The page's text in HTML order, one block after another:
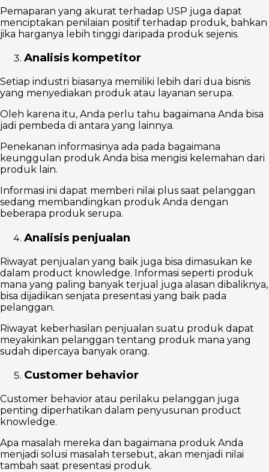
Pemaparan yang akurat terhadap USP juga dapat
menciptakan penilaian positif terhadap produk, bahkan
jika harganya lebih tinggi daripada produk sejenis.
Analisis kompetitor
Setiap industri biasanya memiliki lebih dari dua bisnis
yang menyediakan produk atau layanan serupa.
Oleh karena itu, Anda perlu tahu bagaimana Anda bisa
jadi pembeda di antara yang lainnya.
Penekanan informasinya ada pada bagaimana
keunggulan produk Anda bisa mengisi kelemahan dari
produk lain.
Informasi ini dapat memberi nilai plus saat pelanggan
sedang membandingkan produk Anda dengan
beberapa produk serupa.
Analisis penjualan
Riwayat penjualan yang baik juga bisa dimasukan ke
dalam product knowledge. Informasi seperti produk
mana yang paling banyak terjual juga alasan dibaliknya,
bisa dijadikan senjata presentasi yang baik pada
pelanggan.
Riwayat keberhasilan penjualan suatu produk dapat
meyakinkan pelanggan tentang produk mana yang
sudah dipercaya banyak orang.
Customer behavior
Customer behavior atau perilaku pelanggan juga
penting diperhatikan dalam penyusunan product
knowledge.
Apa masalah mereka dan bagaimana produk Anda
menjadi solusi masalah tersebut, akan menjadi nilai
tambah saat presentasi produk.